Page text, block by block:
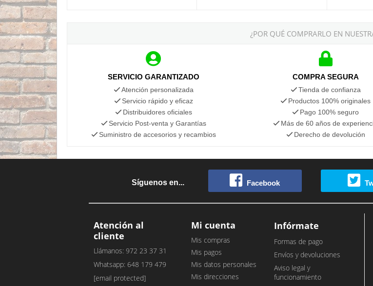
¿POR QUÉ COMPRARLO EN
SERVICIO GARANTIZADO
Atención personalizada
Servicio rápido y eficaz
Distribuidores oficiales
Servicio Post-venta y Garantías
Suministro de accesorios y recambios
COMPRA SEGURA
Tienda de confianza
Productos 100% originales
Pago 100% seguro
Más de 60 años de
Derecho de devolución
Síguenos en... Facebook
Atención al
cliente
Llámanos: 972 23 37 31
Whatsapp: 648 179 479
[email protected]
Mi cuenta
Mis compras
Mis pagos
Mis datos personales
Mis direcciones
Infórmate
Formas de pago
Envíos y devoluciones
Aviso legal y
funcionamiento